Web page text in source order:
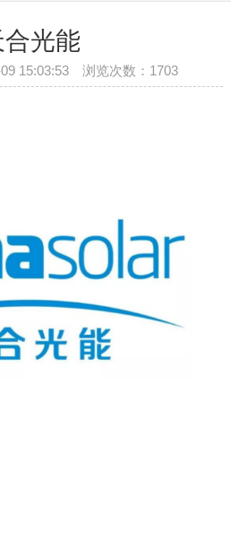
合光能
15:03:53 浏览次数： 1703